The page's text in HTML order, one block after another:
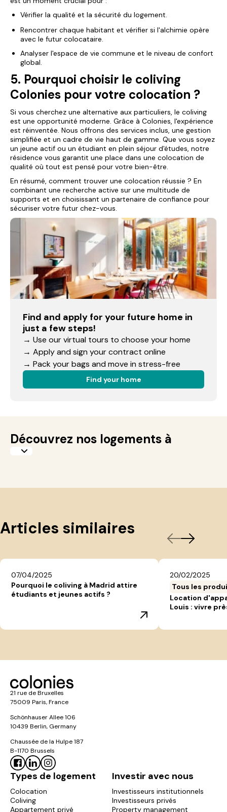
Vérifier la qualité et la sécurité du logement.
Rencontrer chaque habitant et vérifier si l'alchimie opère
avec le futur colocataire.
Analyser l'espace de vie commune et le niveau de confort
global.
5. Pourquoi choisir le coliving
Colonies pour votre colocation ?
Si vous cherchez une alternative aux particuliers, le coliving
est une opportunité moderne. Grâce à Colonies, l'expérience
est réinventée. Nous offrons des services inclus, une gestion
simplifiée et un cadre de vie haut de gamme. Que vous soyez
un jeune actif ou un étudiant en plein séjour d'études, notre
résidence vous garantit une place dans une colocation de
qualité où tout est pensé pour votre bien-être.
En résumé, comment trouver une colocation réussie ? En
combinant une recherche active sur une multitude de
supports et en choisissant un partenaire de confiance pour
sécuriser votre futur chez-vous.
Find and apply for your future home in
just a few steps!
→ Use our virtual tours to choose your home
→ Apply and sign your contract online
→ Pack your bags and move in stress-free
Find your home
Découvrez nos logements à
Articles similaires
07/04/2025
Pourquoi le coliving à Madrid attire
étudiants et jeunes actifs ?
20/02/2025
Tous les
Location
Louis : vivre
21 rue de Bruxelles
75009 Paris, France
Schönhauser Allee 106
10439 Berlin, Germany
Chaussée de la Hulpe 187
B-1170 Brussels
Types de logement
Colocation
Coliving
Appartement privé
Investir avec nous
Investisseurs institutionnels
Investisseurs privés
Property management